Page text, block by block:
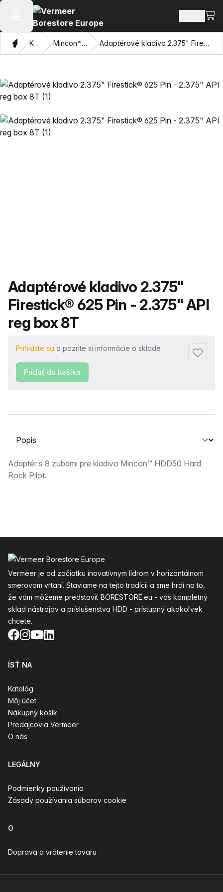
Otvoriť hlavné menu Hľadať
Domov
Katalóg Mincon™ HDD kladivá Adaptérové kladivo 2.375" Firestick® 625 Pin - 2.375" API reg box 8T
Názov produktu
Adaptérové kladivo 2.375"
Firestick® 625 Pin - 2.375" API
reg box 8T
Prihláste sa a pozrite si informácie o sklade
Pridať
Pridať do košíka
Vyberte kartu
Popis
Adaptér s 8 zubami pre kladivo Mincon™ HDD50 Hard
Rock Pilot.
Vermeer je od začiatku inovatívnym lídrom v horizontálnom
smerovom vŕtaní. Staviame na tejto tradícii a sme hrdí na to,
že vám môžeme predstaviť BORESTORE.eu - váš kompletný
sklad nástrojov a príslušenstva HDD - prístupný akokoľvek
chcete.
Facebook
Instagram
YouTube
LinkedIn
ÍSŤ NA
Katalóg
Môj účet
Nákupný košík
Predajcovia Vermeer
O nás
LEGÁLNY
Podmienky používania
Zásady používania súborov cookie
O
Doprava a vrátenie tovaru